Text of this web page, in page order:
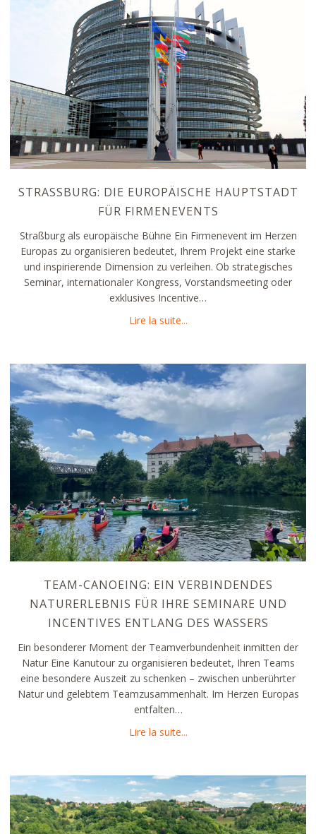
STRASSBURG: DIE EUROPÄISCHE HAUPTSTADT F
ÜR FIRMENEVENTS
Straßburg als europäische Bühne Ein Firmenevent im Herzen
Europas zu organisieren bedeutet, Ihrem Projekt eine starke
und inspirierende Dimension zu verleihen. Ob strategisches
Seminar, internationaler Kongress, Vorstandsmeeting oder
exklusives Incentive…
Lire la suite...about Straßburg: Die
TEAM-CANOEING: EIN VERBINDENDES
NATURERLEBNIS FÜR IHRE SEMINARE UND
INCENTIVES ENTLANG DES WASSERS
Ein besonderer Moment der Teamverbundenheit inmitten der
Natur Eine Kanutour zu organisieren bedeutet, Ihren Teams
eine besondere Auszeit zu schenken – zwischen unberührter
Natur und gelebtem Teamzusammenhalt. Im Herzen Europas
entfalten…
Lire la suite...about Team-Canoeing: Ein